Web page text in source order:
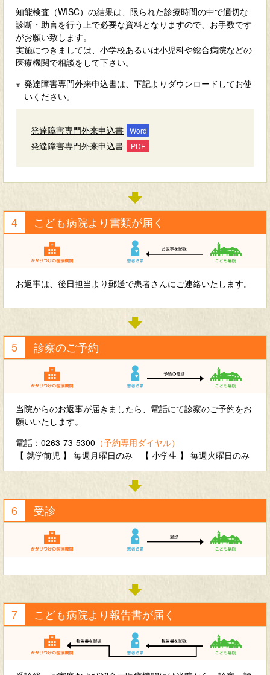
知能検査（WISC）の結果は、限られた診療時間の中で適切な
診断・助言を行う上で必要な資料となりますので、お手数です
がお願い致します。
実施につきましては、小学校あるいは小児科や総合病院などの
医療機関で相談をして下さい。
発達障害専門外来申込書は、下記よりダウンロードしてお使
いください。
発達障害専門外来申込書
発達障害専門外来申込書
こども病院より書類が届く
お返事は、後日担当より郵送で患者さんにご連絡いたします。
診察のご予約
当院からのお返事が届きましたら、電話にて診察のご予約をお
願いいたします。
電話：0263-73-5300 （予約専用ダイヤル）
【 就学前児 】 毎週月曜日のみ 【 小学生 】 毎週火曜日のみ
受診
こども病院より報告書が届く